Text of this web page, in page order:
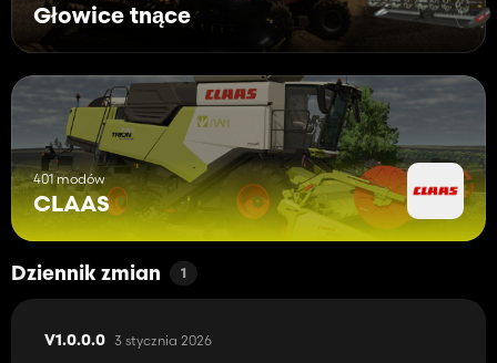
Głowice tnące
401 modów
CLAAS
Dziennik zmian 1
V1.0.0.0 3 stycznia 2026